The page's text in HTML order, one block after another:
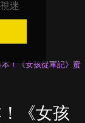
迷
！《女孩從軍記》蜜
《女孩